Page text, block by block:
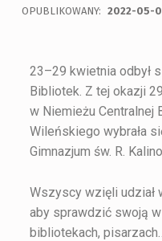
OPUBLIKOWANY: 2022-05-
23–29 kwietnia odbył
Bibliotek. Z tej okazji
w Niemieżu Centralnej
Wileńskiego wybrała
Gimnazjum św. R.
Wszyscy wzięli udział
aby sprawdzić swoją
bibliotekach, pisarzach…